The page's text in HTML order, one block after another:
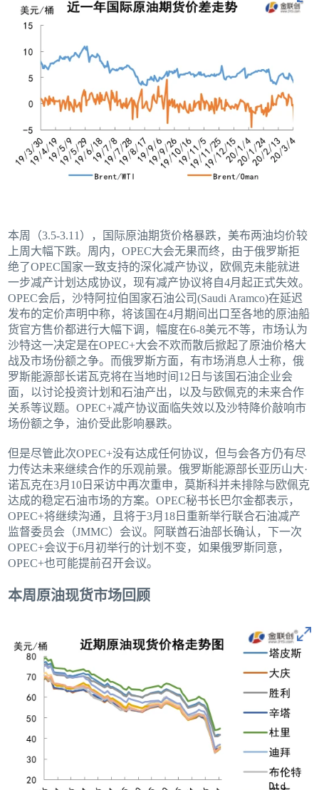
本周（3.5-3.11），国际原油期货价格暴跌，美布两油均价较
上周大幅下跌。周内，OPEC大会无果而终，由于俄罗斯拒
绝了OPEC国家一致支持的深化减产协议，欧佩克未能就进
一步减产计划达成协议，现有减产协议将自4月起正式失效。
OPEC会后，沙特阿拉伯国家石油公司(Saudi Aramco)在延迟
发布的定价声明中称，将该国在4月期间出口至各地的原油船
货官方售价都进行大幅下调，幅度在6-8美元不等，市场认为
沙特这一决定是在OPEC+大会不欢而散后掀起了原油价格大
战及市场份额之争。而俄罗斯方面，有市场消息人士称，俄
罗斯能源部长诺瓦克将在当地时间12日与该国石油企业会
面，以讨论投资计划和石油产出，以及与欧佩克的未来合作
关系等议题。OPEC+减产协议面临失效以及沙特降价敲响市
场份额之争，油价受此影响暴跌。
但是尽管此次OPEC+没有达成任何协议，但与会各方仍有尽
力传达未来继续合作的乐观前景。俄罗斯能源部长亚历山大·
诺瓦克在3月10日采访中再次重申，莫斯科并未排除与欧佩克
达成的稳定石油市场的方案。OPEC秘书长巴尔金都表示，
OPEC+将继续沟通，且将于3月18日重新举行联合石油减产
监督委员会（JMMC）会议。阿联酋石油部长确认，下一次
OPEC+会议于6月初举行的计划不变，如果俄罗斯同意，
OPEC+也可能提前召开会议。
本周原油现货市场回顾